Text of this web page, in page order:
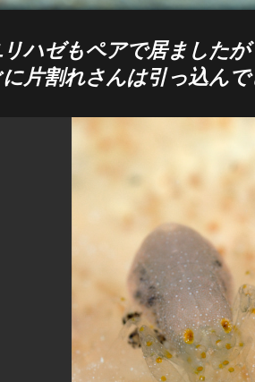
ハゼもペアで居ましたが
片割れさんは引っ込ん